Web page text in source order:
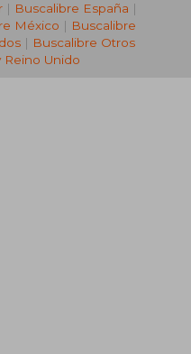
| Buscalibre España |
México | Buscalibre
| Buscalibre Otros
Reino Unido